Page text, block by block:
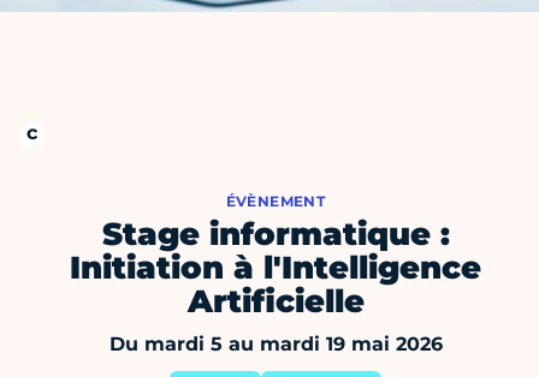
ÉVÈNEMENT
Stage informatique :
Initiation à l'Intelligence
Artificielle
Du mardi 5 au mardi 19 mai 2026